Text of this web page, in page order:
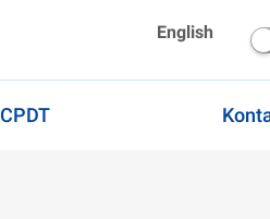
English
CPDT